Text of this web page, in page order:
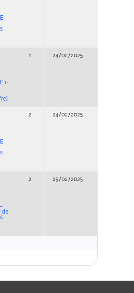
1:
1 24/02/2025
2 24/02/2025
de
2 25/02/2025